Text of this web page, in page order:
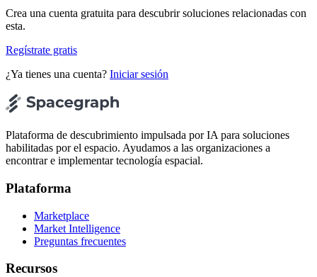
Crea una cuenta gratuita para descubrir soluciones relacionadas con
esta.
Regístrate gratis
¿Ya tienes una cuenta? Iniciar sesión
Plataforma de descubrimiento impulsada por IA para soluciones
habilitadas por el espacio. Ayudamos a las organizaciones a
encontrar e implementar tecnología espacial.
Plataforma
Marketplace
Market Intelligence
Preguntas frecuentes
Recursos